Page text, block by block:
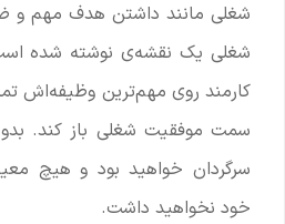
شغلی مانند داشتن هدف مهم و
شغلی یک نقشه‌ی نوشته ‌شده
کارمند روی مهم‌ترین وظیفه‌اش
سمت موفقیت شغلی باز کند.
سرگردان خواهید بود و هیچ
خود نخواهید داشت.